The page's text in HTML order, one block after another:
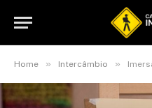
Home » Intercâmbio » Imersão na